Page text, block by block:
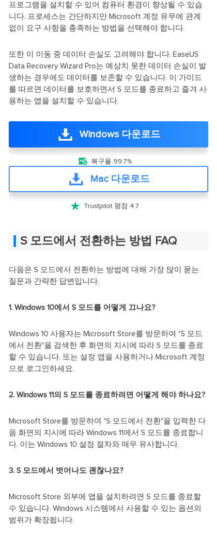
프로그램을 설치할 수 있어 컴퓨터 환경이 향상될 수 있습
니다. 프로세스는 간단하지만 Microsoft 계정 유무에 관계
없이 요구 사항을 충족하는 방법을 선택해야 합니다.
또한 이 이동 중 데이터 손실도 고려해야 합니다. EaseUS
Data Recovery Wizard Pro는 예상치 못한 데이터 손실이 발
생하는 경우에도 데이터를 보존할 수 있습니다. 이 가이드
를 따르면 데이터를 보호하면서 S 모드를 종료하고 즐겨 사
용하는 앱을 설치할 수 있습니다.
Windows 다운로드
 복구율 99.7%
Mac 다운로드
 Trustpilot 평점 4.7
S 모드에서 전환하는 방법 FAQ
다음은 S 모드에서 전환하는 방법에 대해 가장 많이 묻는
질문과 간략한 답변입니다.
1. Windows 10에서 S 모드를 어떻게 끄나요?
Windows 10 사용자는 Microsoft Store를 방문하여 "S 모드
에서 전환"을 검색한 후 화면의 지시에 따라 S 모드를 종료
할 수 있습니다. 또는 설정 앱을 사용하거나 Microsoft 계정
으로 로그인하세요.
2. Windows 11의 S 모드를 종료하려면 어떻게 해야 하나요?
Microsoft Store를 방문하여 "S 모드에서 전환"을 입력한 다
음 화면의 지시에 따라 Windows 11에서 S 모드를 종료합니
다. 이는 Windows 10 설정 절차와 매우 유사합니다.
3. S 모드에서 벗어나도 괜찮나요?
Microsoft Store 외부에 앱을 설치하려면 S 모드를 종료할
수 있습니다. Windows 시스템에서 사용할 수 있는 옵션의
범위가 확장됩니다.